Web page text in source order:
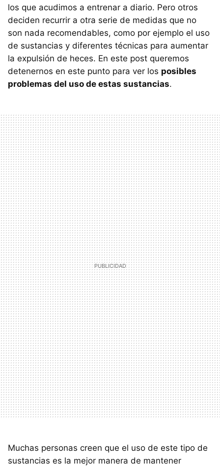
los que acudimos a entrenar a diario. Pero otros
deciden recurrir a otra serie de medidas que no
son nada recomendables, como por ejemplo el uso
de sustancias y diferentes técnicas para aumentar
la expulsión de heces. En este post queremos
detenernos en este punto para ver los posibles
problemas del uso de estas sustancias.
Muchas personas creen que el uso de este tipo de
sustancias es la mejor manera de mantener